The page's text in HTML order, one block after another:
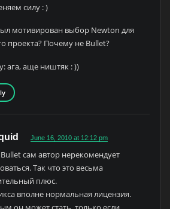
силу : )
мотивирован выбор Newton для
проекта? Почему не Bullet?
ага, аще ништяк : ))
June 16, 2010 at 12:12 pm
Bullet сам автор нерекомендует
Так что это весьма
плюс.
вполне нормальная лицензия.